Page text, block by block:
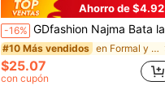
Ahorro de $4.92
-16% GDfashion Najma Bata larga para mujer talla grande, con diseño de ribete y puños de color contrastante, bata islámica casual de manga larga color negro para otoño
#10 Más vendidos en Formal y de noche Ropa árabe de talla grande
$25.07
con cupón